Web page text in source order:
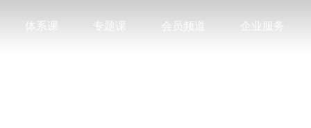
体系课 专题课 会员频道 企业服务